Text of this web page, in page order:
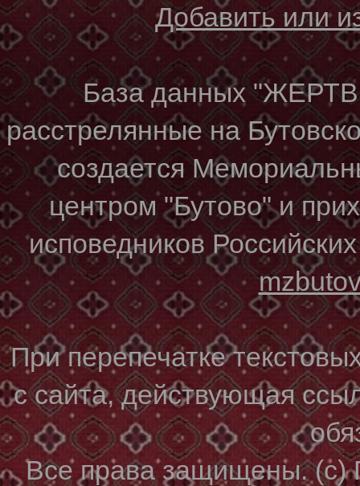
Добавить или
База данных
расстрелянные на
создается
центром "Бутово" и
исповедников
При перепечатке
с сайта, действующая
Все права защищены. (с)